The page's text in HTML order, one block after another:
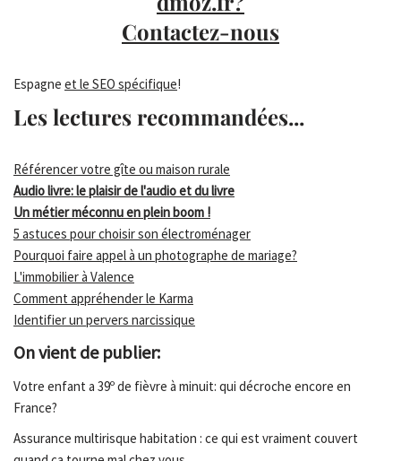
Contactez-nous
Espagne et le SEO spécifique!
Les lectures recommandées...
Référencer votre gîte ou maison rurale
Audio livre: le plaisir de l'audio et du livre
Un métier méconnu en plein boom !
5 astuces pour choisir son électroménager
Pourquoi faire appel à un photographe de mariage?
L'immobilier à Valence
Comment appréhender le Karma
Identifier un pervers narcissique
On vient de publier:
Votre enfant a 39º de fièvre à minuit: qui décroche encore en
France?
Assurance multirisque habitation : ce qui est vraiment couvert